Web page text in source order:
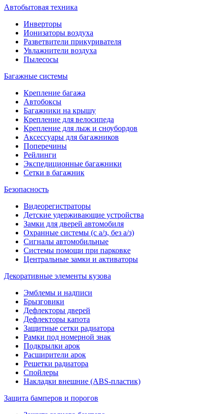
Автобытовая техника
Инверторы
Ионизаторы воздуха
Разветвители прикуривателя
Увлажнители воздуха
Пылесосы
Багажные системы
Крепление багажа
Автобоксы
Багажники на крышу
Крепление для велосипеда
Крепление для лыж и сноубордов
Аксессуары для багажников
Поперечины
Рейлинги
Экспедиционные багажники
Сетки в багажник
Безопасность
Видеорегистраторы
Детские удерживающие устройства
Замки для дверей автомобиля
Охранные системы (с а/з, без а/з)
Сигналы автомобильные
Системы помощи при парковке
Центральные замки и активаторы
Декоративные элементы кузова
Эмблемы и надписи
Брызговики
Дефлекторы дверей
Дефлекторы капота
Защитные сетки радиатора
Рамки под номерной знак
Подкрылки арок
Расширители арок
Решетки радиатора
Спойлеры
Накладки внешние (ABS-пластик)
Защита бамперов и порогов